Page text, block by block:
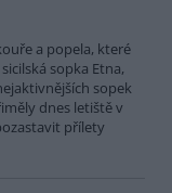
a popela, které
sopka Etna,
sopek
dnes letiště v
přílety